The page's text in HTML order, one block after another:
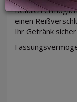
Befüllen
einen
Ihr Getränk